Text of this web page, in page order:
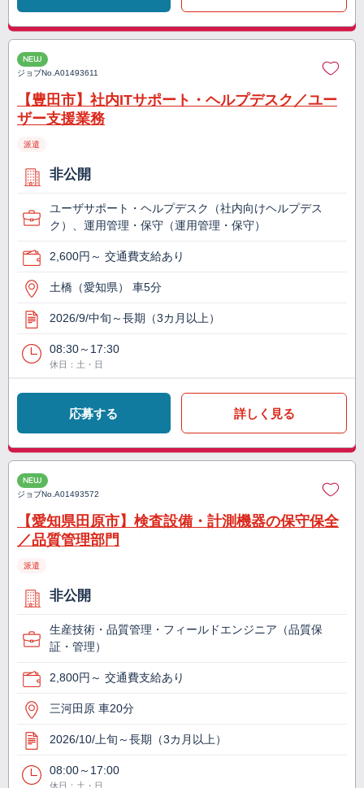
NEW
ジョブNo.A01493611
【豊田市】社内ITサポート・ヘルプデスク／ユー
ザー支援業務
派遣
非公開
ユーザサポート・ヘルプデスク（社内向けヘルプデス
ク）、運用管理・保守（運用管理・保守）
2,600円～ 交通費支給あり
土橋（愛知県） 車5分
2026/9/中旬～長期（3カ月以上）
08:30～17:30
休日：土・日
応募する 詳しく見る
NEW
ジョブNo.A01493572
【愛知県田原市】検査設備・計測機器の保守保全
／品質管理部門
派遣
非公開
生産技術・品質管理・フィールドエンジニア（品質保
証・管理）
2,800円～ 交通費支給あり
三河田原 車20分
2026/10/上旬～長期（3カ月以上）
08:00～17:00
休日：土・日